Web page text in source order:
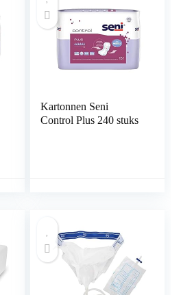
Kartonnen Seni
Control Plus 240 stuks